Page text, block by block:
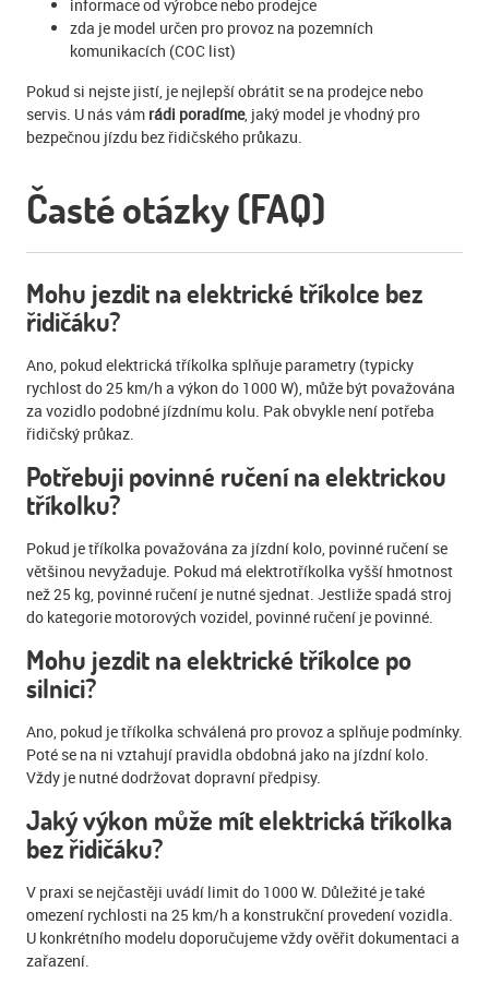
informace od výrobce nebo prodejce
zda je model určen pro provoz na pozemních
komunikacích (COC list)
Pokud si nejste jistí, je nejlepší obrátit se na prodejce nebo
servis. U nás vám rádi poradíme, jaký model je vhodný pro
bezpečnou jízdu bez řidičského průkazu.
Časté otázky (FAQ)
Mohu jezdit na elektrické tříkolce bez
řidičáku?
Ano, pokud elektrická tříkolka splňuje parametry (typicky
rychlost do 25 km/h a výkon do 1000 W), může být považována
za vozidlo podobné jízdnímu kolu. Pak obvykle není potřeba
řidičský průkaz.
Potřebuji povinné ručení na elektrickou
tříkolku?
Pokud je tříkolka považována za jízdní kolo, povinné ručení se
většinou nevyžaduje. Pokud má elektrotříkolka vyšší hmotnost
než 25 kg, povinné ručení je nutné sjednat. Jestliže spadá stroj
do kategorie motorových vozidel, povinné ručení je povinné.
Mohu jezdit na elektrické tříkolce po
silnici?
Ano, pokud je tříkolka schválená pro provoz a splňuje podmínky.
Poté se na ni vztahují pravidla obdobná jako na jízdní kolo.
Vždy je nutné dodržovat dopravní předpisy.
Jaký výkon může mít elektrická tříkolka
bez řidičáku?
V praxi se nejčastěji uvádí limit do 1000 W. Důležité je také
omezení rychlosti na 25 km/h a konstrukční provedení vozidla.
U konkrétního modelu doporučujeme vždy ověřit dokumentaci a
zařazení.